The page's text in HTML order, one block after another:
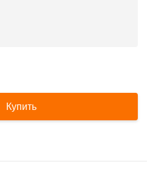
Купить